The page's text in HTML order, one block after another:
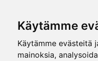
Käytämme
Käytämme evästeitä
mainoksia,